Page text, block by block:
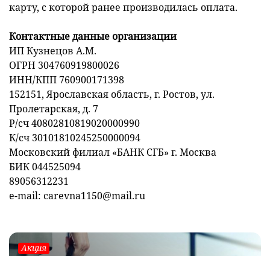
карту, с которой ранее производилась оплата.
Контактные данные организации
ИП Кузнецов А.М.
ОГРН 304760919800026
ИНН/КПП 760900171398
152151, Ярославская область, г. Ростов, ул.
Пролетарская, д. 7
Р/сч 40802810819020000990
К/сч 30101810245250000094
Московский филиал «БАНК СГБ» г. Москва
БИК 044525094
89056312231
e-mail: carevna1150@mail.ru
Акция